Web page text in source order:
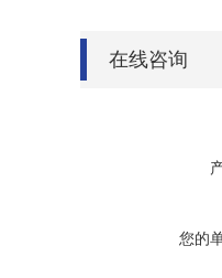
在线咨询
您的